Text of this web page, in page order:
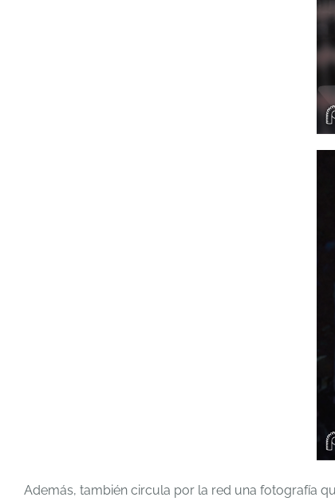
Además, también circula por la red una fotografía